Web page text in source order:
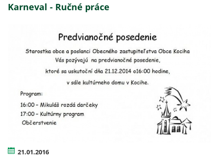
Karneval - Ručné práce
21.01.2016